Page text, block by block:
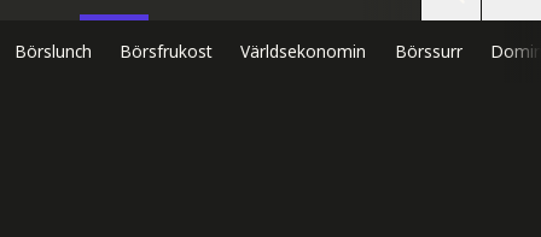
Börslunch Börsfrukost Världsekonomin Börssurr